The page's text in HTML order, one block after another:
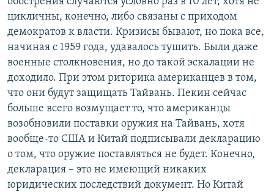
цикличны, конечно, либо связаны с приходом
демократов к власти. Кризисы бывают, но пока все,
начиная с 1959 года, удавалось тушить. Были даже
военные столкновения, но до такой эскалации не
доходило. При этом риторика американцев в том,
что они будут защищать Тайвань. Пекин сейчас
больше всего возмущает то, что американцы
возобновили поставки оружия на Тайвань, хотя
вообще-то США и Китай подписывали декларацию
о том, что оружие поставляться не будет. Конечно,
декларация – это не имеющий никаких
юридических последствий документ. Но Китай